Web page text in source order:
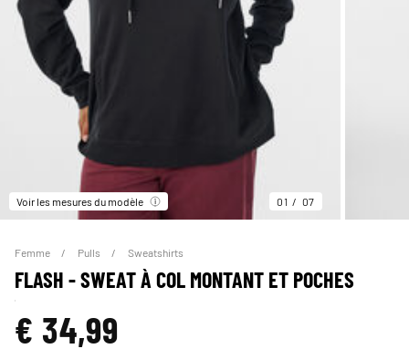
Voir les mesures du modèle 01 07
Femme Pulls Sweatshirts
FLASH - SWEAT À COL MONTANT ET POCHES
€ 34,99